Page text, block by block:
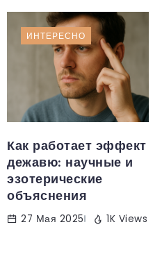
ИНТЕРЕСНО
Как работает эффект
дежавю: научные и
эзотерические
объяснения
27 Мая 2025 1K Views